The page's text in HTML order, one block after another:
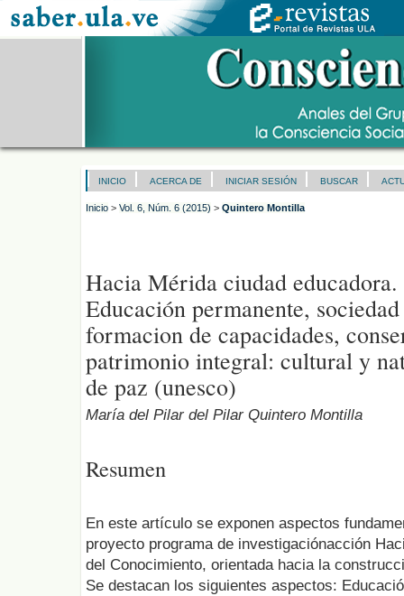
INICIO ACERCA DE INICIAR SESIÓN BUSCAR
Inicio > Vol. 6, Núm. 6 (2015) > Quintero Montilla
Hacia Mérida ciudad educadora.
Educación permanente,
formacion de capacidades,
patrimonio integral: cultural y
de paz (unesco)
María del Pilar del Pilar Quintero Montilla
Resumen
En este artículo se exponen aspectos
proyecto programa de investigaciónacción
del Conocimiento, orientada hacia la
Se destacan los siguientes aspectos: